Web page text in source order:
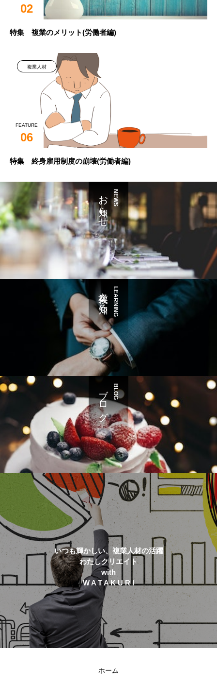
02
特集 複業のメリット(労働者編)
複業人材
FEATURE
06
特集 終身雇用制度の崩壊(労働者編)
NEWS
お知らせ
LEARNING
複業を知る
BLOG
ブログ
いつも輝かしい、複業人材の活躍
わたしクリエイト
with
W A T A K U R I
ホーム